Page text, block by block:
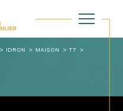
IDRON MAISON
T7